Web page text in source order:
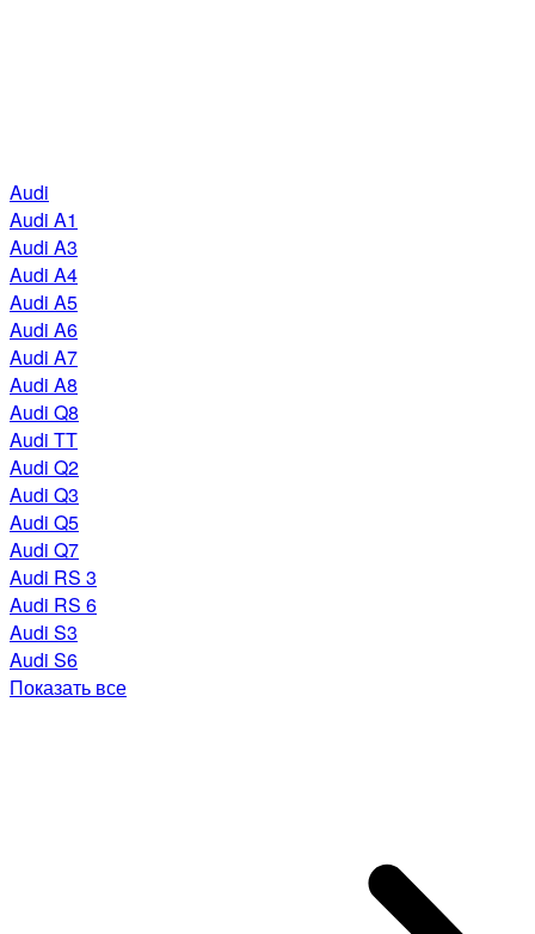
Audi
Audi A1
Audi A3
Audi A4
Audi A5
Audi A6
Audi A7
Audi A8
Audi Q8
Audi TT
Audi Q2
Audi Q3
Audi Q5
Audi Q7
Audi RS 3
Audi RS 6
Audi S3
Audi S6
Показать все